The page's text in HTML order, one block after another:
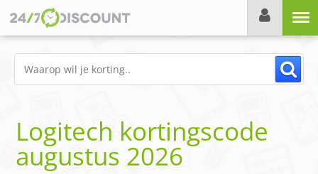
Logitech kortingscode
augustus 2026